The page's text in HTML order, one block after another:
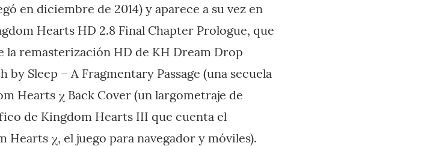
en diciembre de 2014) y aparece a su vez en
Hearts HD 2.8 Final Chapter Prologue, que
la remasterización HD de KH Dream Drop
Sleep – A Fragmentary Passage (una secuela
Hearts χ Back Cover (un largometraje de
de Kingdom Hearts III que cuenta el
χ, el juego para navegador y móviles).